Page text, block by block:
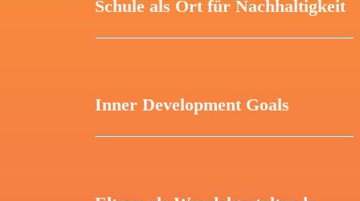
Schule als Ort für Nachhaltigkeit
Inner Development Goals